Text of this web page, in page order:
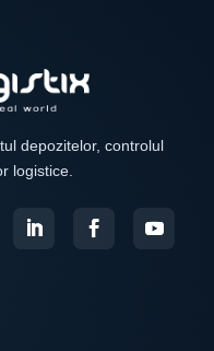
depozitelor, controlul
logistice.